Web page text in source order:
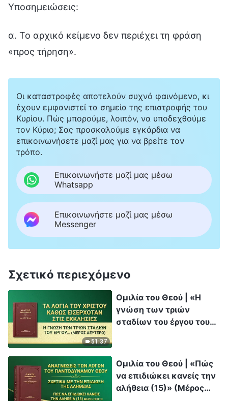
Υποσημειώσεις:
α. Το αρχικό κείμενο δεν περιέχει τη φράση
«προς τήρηση».
Οι καταστροφές αποτελούν συχνό φαινόμενο, κι
έχουν εμφανιστεί τα σημεία της επιστροφής του
Κυρίου. Πώς μπορούμε, λοιπόν, να υποδεχθούμε
τον Κύριο; Σας προσκαλούμε εγκάρδια να
επικοινωνήσετε μαζί μας για να βρείτε τον
τρόπο.
Επικοινωνήστε μαζί μας μέσω
Whatsapp
Επικοινωνήστε μαζί μας μέσω
Messenger
Σχετικό περιεχόμενο
51:37
Ομιλία του Θεού | «Η
γνώση των τριών
σταδίων του έργου του
Θεό» (Μέρος δεύτερο)
Ομιλία του Θεού | «Πώς
να επιδιώκει κανείς την
αλήθεια (15)» (Μέρος